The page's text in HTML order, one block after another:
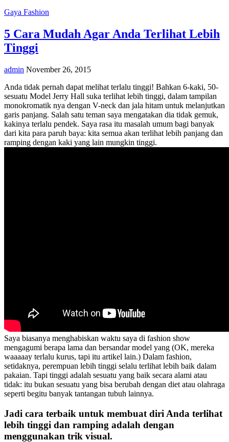
Gaya Fashion
5 Cara Mudah Agar Anda Terlihat Lebih
Tinggi
admin November 26, 2015
Anda tidak pernah dapat melihat terlalu tinggi! Bahkan 6-kaki, 50-
sesuatu Model Jerry Hall suka terlihat lebih tinggi, dalam tampilan
monokromatik nya dengan V-neck dan jala hitam untuk melanjutkan
garis panjang. Salah satu teman saya mengatakan dia tidak gemuk,
kakinya terlalu pendek. Saya rasa itu masalah umum bagi banyak
dari kita para paruh baya: kita semua akan terlihat lebih panjang dan
ramping dengan kaki yang lain mungkin tinggi.
Saya biasanya menghabiskan waktu saya di fashion show
mengagumi berapa lama dan bersandar model yang (OK, mereka
waaaaay terlalu kurus, tapi itu artikel lain.) Dalam fashion,
setidaknya, perempuan lebih tinggi selalu terlihat lebih baik dalam
pakaian. Tapi tinggi adalah sesuatu yang baik secara alami atau
tidak: itu bukan sesuatu yang bisa berubah dengan diet atau olahraga
seperti begitu banyak tantangan tubuh lainnya.
Jadi cara terbaik untuk membuat diri Anda terlihat
lebih tinggi dan ramping adalah dengan
menggunakan trik visual.